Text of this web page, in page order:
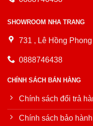
SHOWROOM NHA TRANG
731 , Lê Hồng
0888746438
CHÍNH SÁCH BÁN HÀNG
Chính sách đổi trả
Chính sách bảo hành